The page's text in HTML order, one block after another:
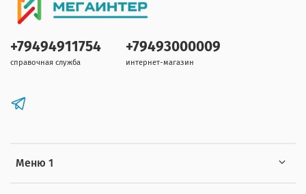
Меню 1
+79494911754
справочная служба
+79493000009
интернет-магазин